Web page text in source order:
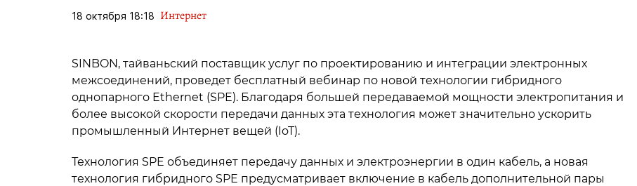
18 октября 18:18 Интернет
SINBON, тайваньский поставщик услуг по проектированию и интеграции электронных
межсоединений, проведет бесплатный вебинар по новой технологии гибридного
однопарного Ethernet (SPE). Благодаря большей передаваемой мощности электропитания и
более высокой скорости передачи данных эта технология может значительно ускорить
промышленный Интернет вещей (IoT).
Технология SPE объединяет передачу данных и электроэнергии в один кабель, а новая
технология гибридного SPE предусматривает включение в кабель дополнительной пары